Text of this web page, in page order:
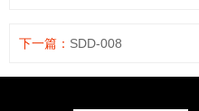
下一篇： SDD-008